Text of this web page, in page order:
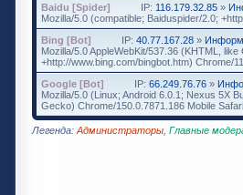
Baidu [Spider] IP: 116.179.32.85 »
Mozilla/5.0 (compatible; Baiduspider/2.0;
Bing [Bot]
IP: 40.77.167.28 »
Mozilla/5.0 AppleWebKit/537.36 (KHTML,
+http://www.bing.com/bingbot.htm) Chrome/
Google [Bot]
IP: 66.249.76.76 »
Mozilla/5.0 (Linux; Android 6.0.1; Nexus 5X
Gecko) Chrome/150.0.7871.186 Mobile
Легенда: Администраторы Главные